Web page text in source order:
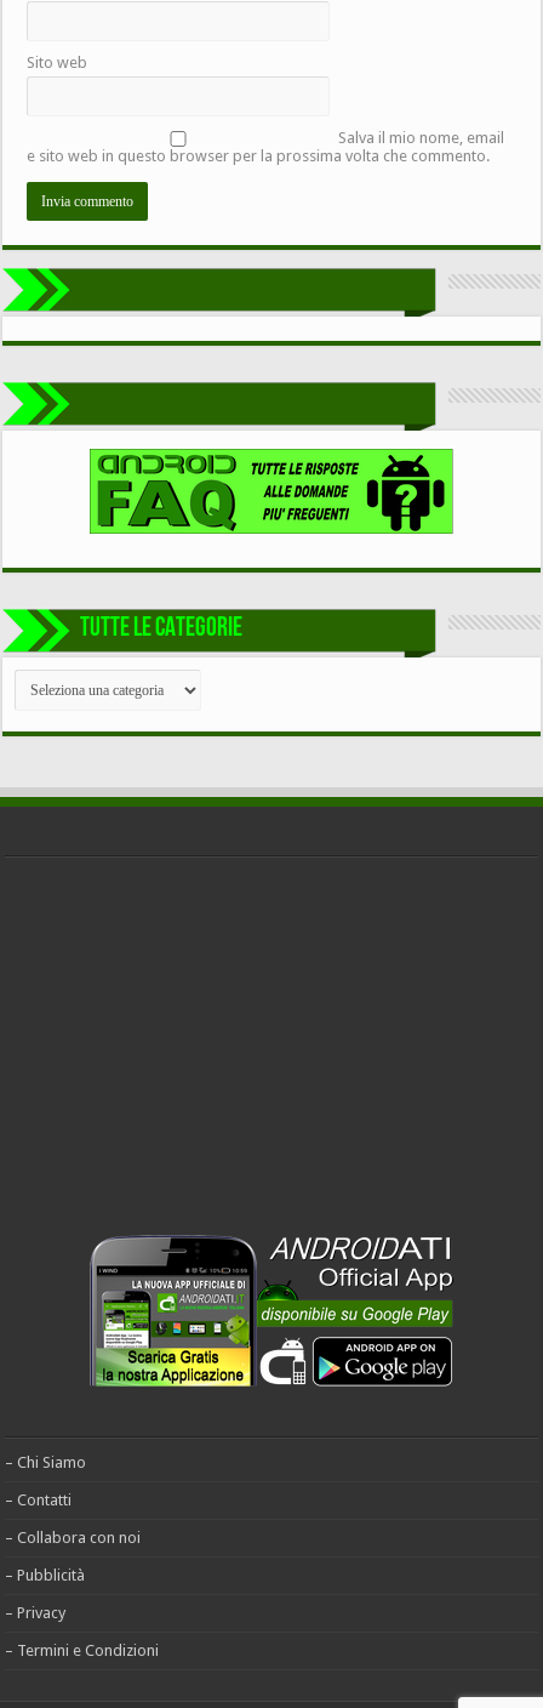
Sito web
Salva il mio nome, email
e sito web in questo browser per la prossima volta che commento.
TUTTE LE CATEGORIE
TUTTE
CATEGORIE
– Chi Siamo
– Contatti
– Collabora con noi
– Pubblicità
– Privacy
– Termini e Condizioni